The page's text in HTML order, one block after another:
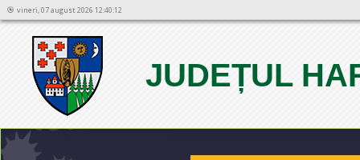
vineri, 07 august 2026 12:40:12
JUDEȚUL